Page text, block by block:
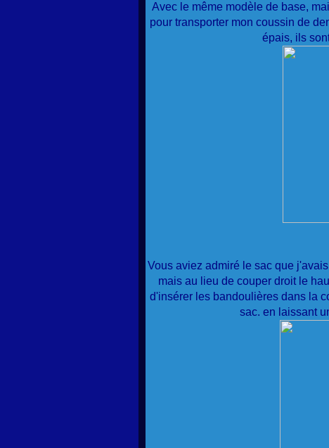
Avec le même modèle de base,
pour transporter mon coussin de
épais, ils
Vous aviez admiré le sac que
mais au lieu de couper droit le
d'insérer les bandoulières dans la
sac. en laissant